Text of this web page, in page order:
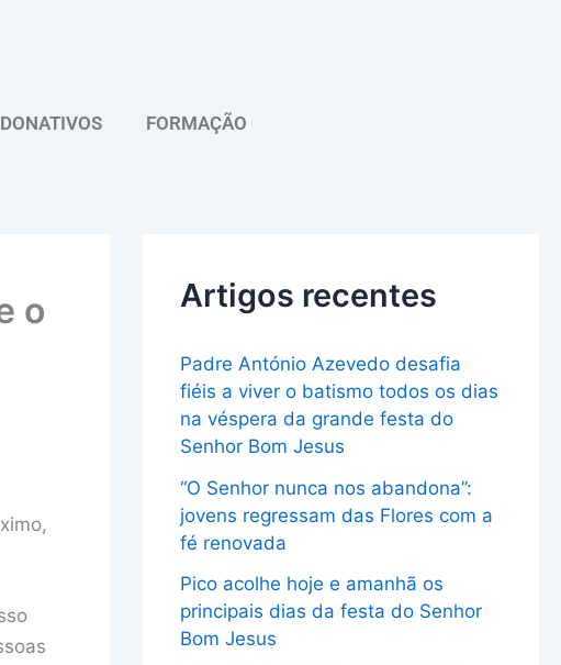
DONATIVOS FORMAÇÃO
o
Artigos recentes
Padre António Azevedo desafia
fiéis a viver o batismo todos os dias
na véspera da grande festa do
Senhor Bom Jesus
“O Senhor nunca nos abandona”:
jovens regressam das Flores com a
fé renovada
Pico acolhe hoje e amanhã os
principais dias da festa do Senhor
Bom Jesus
u